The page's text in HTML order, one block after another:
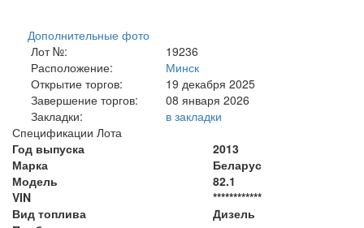
Дополнительные фото
Лот №:
19236
Расположение:
Минск
Открытие торгов:
19 декабря 2025
Завершение торгов:
08 января 2026
Закладки:
в закладки
Спецификации Лота
Год выпуска
2013
Марка
Беларус
Модель
82.1
VIN
************
Вид топлива
Дизель